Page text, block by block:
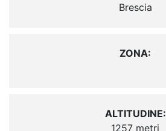
Brescia
ZONA:
ALTITUDINE:
1257 metri